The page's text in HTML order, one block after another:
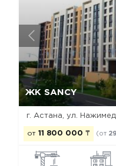
ЖК SANCY
г. Астана, ул.
от 11 800 000 ₸ (от